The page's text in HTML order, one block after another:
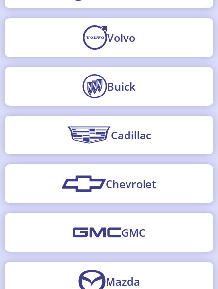
Volvo
Buick
Cadillac
Chevrolet
GMC
Mazda